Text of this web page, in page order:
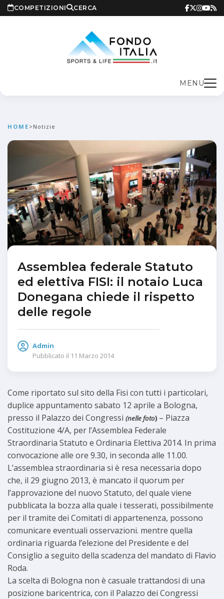
COMPETIZIONI CERCA
MENU
HOME > Notizie
Assemblea federale Statuto
ed elettiva FISI: il notaio Luca
Donegana chiede il rispetto
delle regole
Admin
Pubblicato il 11 Marzo 2014
Come riportato sul sito della Fisi con tutti i particolari,
duplice appuntamento sabato 12 aprile a Bologna,
presso il Palazzo dei Congressi (nelle foto) – Piazza
Costituzione 4/A, per l’Assemblea Federale
Straordinaria Statuto e Ordinaria Elettiva 2014. In prima
convocazione alle ore 9.30, in seconda alle 11.00.
L’assemblea straordinaria si è resa necessaria dopo
che, il 29 giugno 2013, è mancato il quorum per
l’approvazione del nuovo Statuto, del quale viene
pubblicata la bozza alla quale i tesserati, possibilmente
per il tramite dei Comitati di appartenenza, possono
comunicare eventuali osservazioni. mentre quella
ordinaria riguarda l’elezione del Presidente e del
Consiglio a seguito della scadenza del mandato di Flavio
Roda.
La scelta di Bologna non è casuale trattandosi di una
posizione baricentrica, con il Palazzo dei Congressi